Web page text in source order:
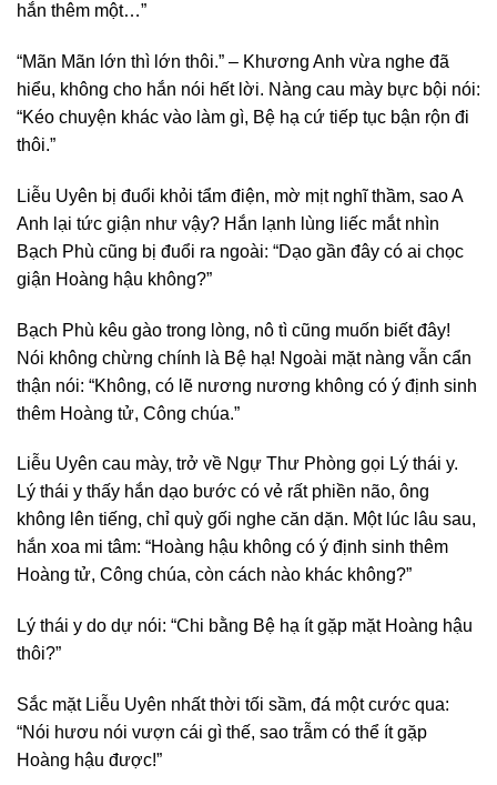
hắn thêm một…”
“Mãn Mãn lớn thì lớn thôi.” – Khương Anh vừa nghe đã
hiểu, không cho hắn nói hết lời. Nàng cau mày bực bội nói:
“Kéo chuyện khác vào làm gì, Bệ hạ cứ tiếp tục bận rộn đi
thôi.”
Liễu Uyên bị đuổi khỏi tẩm điện, mờ mịt nghĩ thầm, sao A
Anh lại tức giận như vậy? Hắn lạnh lùng liếc mắt nhìn
Bạch Phù cũng bị đuổi ra ngoài: “Dạo gần đây có ai chọc
giận Hoàng hậu không?”
Bạch Phù kêu gào trong lòng, nô tì cũng muốn biết đây!
Nói không chừng chính là Bệ hạ! Ngoài mặt nàng vẫn cẩn
thận nói: “Không, có lẽ nương nương không có ý định sinh
thêm Hoàng tử, Công chúa.”
Liễu Uyên cau mày, trở về Ngự Thư Phòng gọi Lý thái y.
Lý thái y thấy hắn dạo bước có vẻ rất phiền não, ông
không lên tiếng, chỉ quỳ gối nghe căn dặn. Một lúc lâu sau,
hắn xoa mi tâm: “Hoàng hậu không có ý định sinh thêm
Hoàng tử, Công chúa, còn cách nào khác không?”
Lý thái y do dự nói: “Chi bằng Bệ hạ ít gặp mặt Hoàng hậu
thôi?”
Sắc mặt Liễu Uyên nhất thời tối sầm, đá một cước qua:
“Nói hươu nói vượn cái gì thế, sao trẫm có thể ít gặp
Hoàng hậu được!”